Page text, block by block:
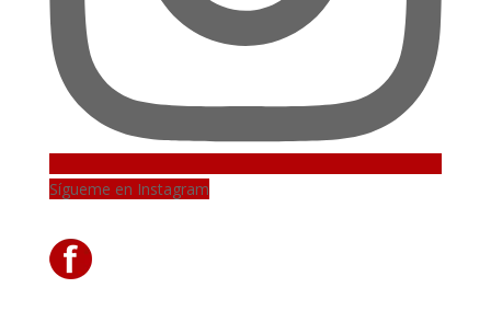
Sígueme en Instagram